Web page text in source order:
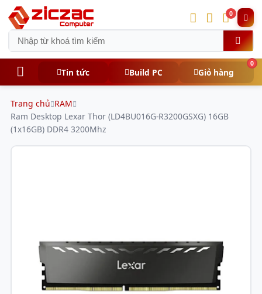
0
Tin tức Build PC Giỏ hàng
0
Trang chủ RAM
Ram Desktop Lexar Thor (LD4BU016G-R3200GSXG) 16GB
(1x16GB) DDR4 3200Mhz